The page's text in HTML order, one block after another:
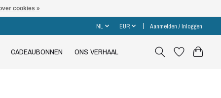
NL EUR Aanmelden / Inloggen
CADEAUBONNEN ONS VERHAAL
cookies »